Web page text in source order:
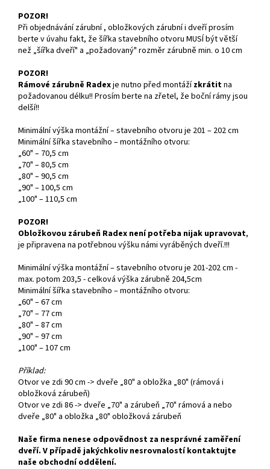
POZOR!
Při objednávání zárubní , obložkových zárubní i dveří prosím
berte v úvahu fakt, že šířka stavebního otvoru MUSÍ být větší
než „šířka dveří" a „požadovaný" rozměr zárubně min. o 10 cm
POZOR!
Rámové zárubně Radexje nutno před montážízkrátitna
požadovanou délku!! Prosím berte na zřetel, že boční rámy jsou
delší!!
Minimální výška montážní – stavebního otvoru je 201 – 202 cm
Minimální šířka stavebního – montážního otvoru:
„60" – 70,5 cm
„70" – 80,5 cm
„80" – 90,5 cm
„90" – 100,5 cm
„100" – 110,5 cm
POZOR!
Obložkovou zárubeň Radex není potřeba nijak upravovat,
je připravena na potřebnou výšku námi vyráběných dveří.!!!
Minimální výška montážní – stavebního otvoru je 201-202 cm -
max. potom 203,5 - celková výška zárubně 204,5cm
Minimální šířka stavebního – montážního otvoru:
„60" – 67 cm
„70" – 77 cm
„80" – 87 cm
„90" – 97 cm
„100" – 107 cm
Příklad:
Otvor ve zdi 90 cm -> dveře „80" a obložka „80" (rámová i
obložková zárubeň)
Otvor ve zdi 86 -> dveře „70" a zárubeň „70" rámová a nebo
dveře „80" a obložka „80" obložková zárubeň
Naše firma nenese odpovědnost za nesprávné zaměření
dveří. V případě jakýchkoliv nesrovnalostí kontaktujte
naše obchodní oddělení.